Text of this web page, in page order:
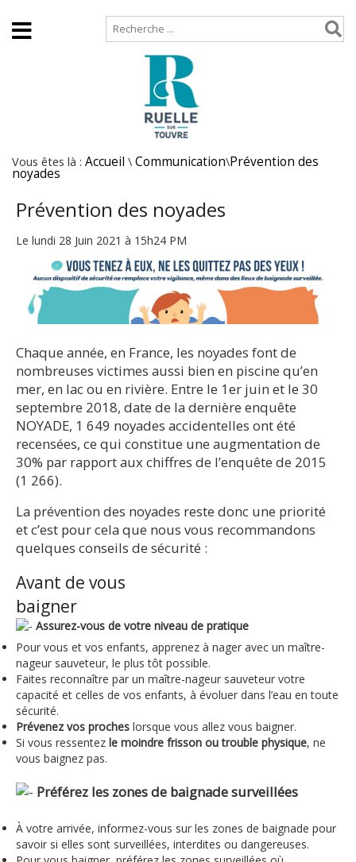
Vous êtes là : Accueil \ Communication\Prévention des
noyades
Prévention des noyades
Le lundi 28 Juin 2021 à 15h24 PM
Chaque année, en France, les noyades font de
nombreuses victimes aussi bien en piscine qu’en
mer, en lac ou en rivière. Entre le 1er juin et le 30
septembre 2018, date de la dernière enquête
NOYADE, 1 649 noyades accidentelles ont été
recensées, ce qui constitue une augmentation de
30% par rapport aux chiffres de l’enquête de 2015
(1 266).
La prévention des noyades reste donc une priorité
et c’est pour cela que nous vous recommandons
quelques conseils de sécurité :
Avant de vous
baigner
Assurez-vous de votre niveau de pratique
Pour vous et vos enfants, apprenez à nager avec un maître-
nageur sauveteur, le plus tôt possible.
Faites reconnaître par un maître-nageur sauveteur votre
capacité et celles de vos enfants, à évoluer dans l’eau en toute
sécurité.
Prévenez vos proches lorsque vous allez vous baigner.
Si vous ressentez le moindre frisson ou trouble physique, ne
vous baignez pas.
Préférez les zones de baignade surveillées
À votre arrivée, informez-vous sur les zones de baignade pour
savoir si elles sont surveillées, interdites ou dangereuses.